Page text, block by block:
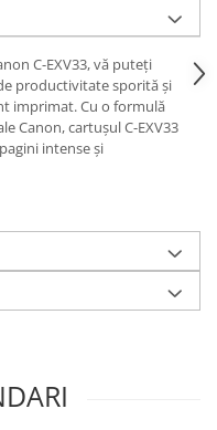
C-EXV33, vă puteți
productivitate sporită și
imprimat. Cu o formulă
Canon, cartușul C-EXV33
intense și